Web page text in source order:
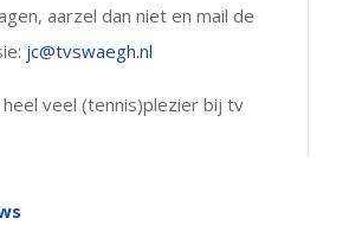
aarzel dan niet en mail de
jc@tvswaegh.nl
veel (tennis)plezier bij tv